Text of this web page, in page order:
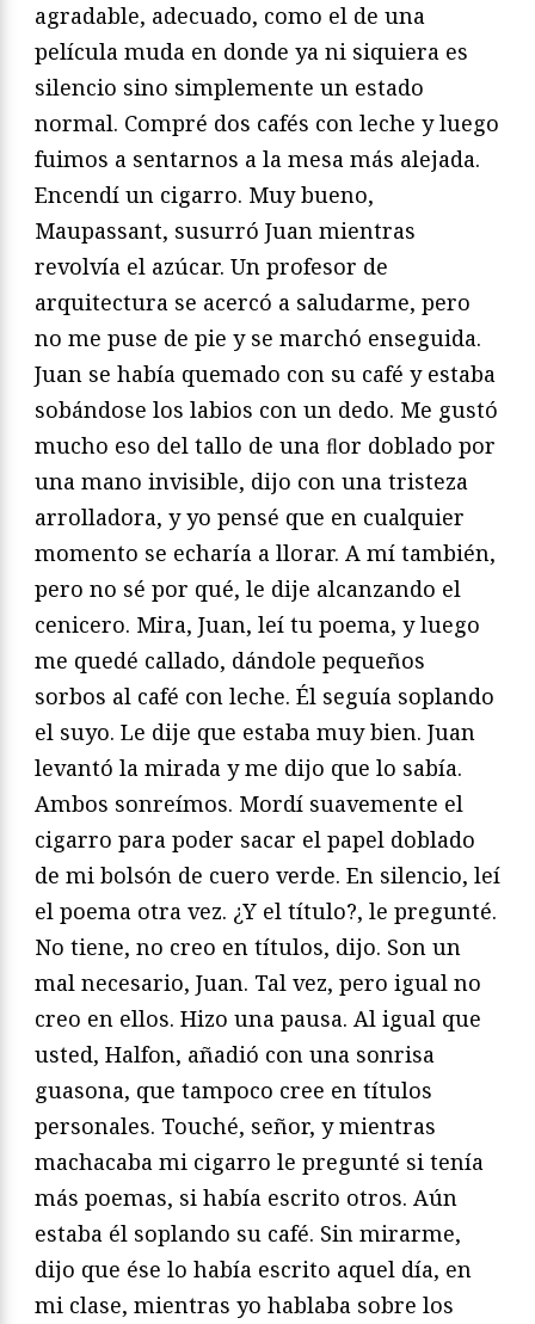
agradable, adecuado, como el de una
película muda en donde ya ni siquiera es
silencio sino simplemente un estado
normal. Compré dos cafés con leche y luego
fuimos a sentarnos a la mesa más alejada.
Encendí un cigarro. Muy bueno,
Maupassant, susurró Juan mientras
revolvía el azúcar. Un profesor de
arquitectura se acercó a saludarme, pero
no me puse de pie y se marchó enseguida.
Juan se había quemado con su café y estaba
sobándose los labios con un dedo. Me gustó
mucho eso del tallo de una ﬂor doblado por
una mano invisible, dijo con una tristeza
arrolladora, y yo pensé que en cualquier
momento se echaría a llorar. A mí también,
pero no sé por qué, le dije alcanzando el
cenicero. Mira, Juan, leí tu poema, y luego
me quedé callado, dándole pequeños
sorbos al café con leche. Él seguía soplando
el suyo. Le dije que estaba muy bien. Juan
levantó la mirada y me dijo que lo sabía.
Ambos sonreímos. Mordí suavemente el
cigarro para poder sacar el papel doblado
de mi bolsón de cuero verde. En silencio, leí
el poema otra vez. ¿Y el título?, le pregunté.
No tiene, no creo en títulos, dijo. Son un
mal necesario, Juan. Tal vez, pero igual no
creo en ellos. Hizo una pausa. Al igual que
usted, Halfon, añadió con una sonrisa
guasona, que tampoco cree en títulos
personales. Touché, señor, y mientras
machacaba mi cigarro le pregunté si tenía
más poemas, si había escrito otros. Aún
estaba él soplando su café. Sin mirarme,
dijo que ése lo había escrito aquel día, en
mi clase, mientras yo hablaba sobre los